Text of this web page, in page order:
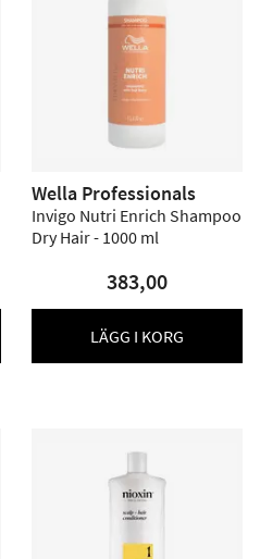
Wella Professionals
Invigo Nutri Enrich Shampoo
Dry Hair - 1000 ml
383,00
LÄGG I KORG